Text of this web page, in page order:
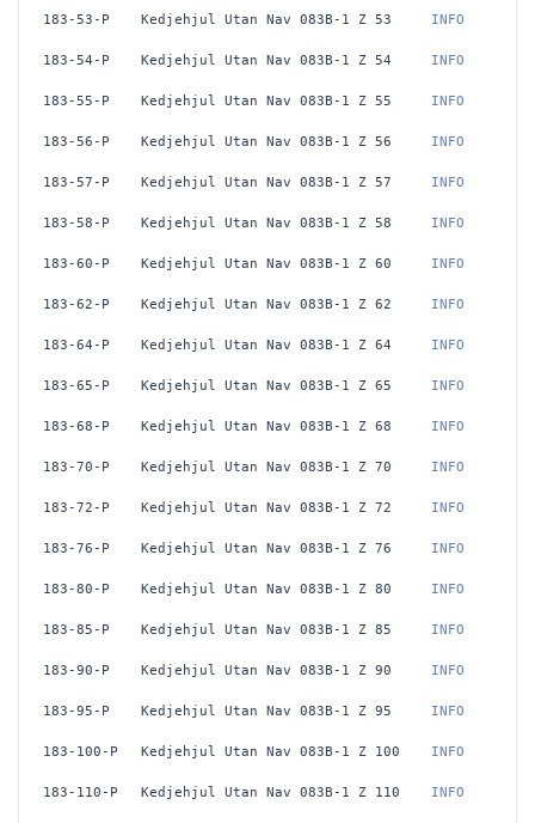
183-53-P Kedjehjul Utan Nav 083B-1 Z 53 INFO
183-54-P Kedjehjul Utan Nav 083B-1 Z 54 INFO
183-55-P Kedjehjul Utan Nav 083B-1 Z 55 INFO
183-56-P Kedjehjul Utan Nav 083B-1 Z 56 INFO
183-57-P Kedjehjul Utan Nav 083B-1 Z 57 INFO
183-58-P Kedjehjul Utan Nav 083B-1 Z 58 INFO
183-60-P Kedjehjul Utan Nav 083B-1 Z 60 INFO
183-62-P Kedjehjul Utan Nav 083B-1 Z 62 INFO
183-64-P Kedjehjul Utan Nav 083B-1 Z 64 INFO
183-65-P Kedjehjul Utan Nav 083B-1 Z 65 INFO
183-68-P Kedjehjul Utan Nav 083B-1 Z 68 INFO
183-70-P Kedjehjul Utan Nav 083B-1 Z 70 INFO
183-72-P Kedjehjul Utan Nav 083B-1 Z 72 INFO
183-76-P Kedjehjul Utan Nav 083B-1 Z 76 INFO
183-80-P Kedjehjul Utan Nav 083B-1 Z 80 INFO
183-85-P Kedjehjul Utan Nav 083B-1 Z 85 INFO
183-90-P Kedjehjul Utan Nav 083B-1 Z 90 INFO
183-95-P Kedjehjul Utan Nav 083B-1 Z 95 INFO
183-100-P Kedjehjul Utan Nav 083B-1 Z 100 INFO
183-110-P Kedjehjul Utan Nav 083B-1 Z 110 INFO